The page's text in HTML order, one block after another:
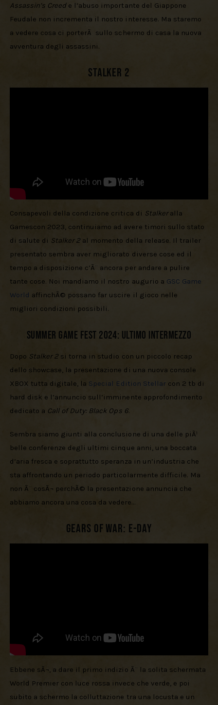
Assassin’s Creed e l’abuso importante del Giappone
Feudale non incrementa il nostro interesse. Ma staremo
a vedere cosa ci porterÃ  sullo schermo di casa la nuova
avventura degli assassini.
Stalker 2
Consapevoli della condizione critica di Stalker alla
Gamescon 2023, continuiamo ad avere timori sullo stato
di salute di Stalker 2 al momento della release. Il trailer
presentato sembra aver migliorato diverse cose ed il
tempo a disposizione c’Ã¨ ancora per andare a pulire
tante cose. Noi mandiamo il nostro augurio a GSC Game
World affinchÃ© possano far uscire il gioco nelle
migliori condizioni possibili.
Summer Game Fest 2024: Ultimo Intermezzo
Dopo Stalker 2 si torna in studio con un piccolo recap
dello showcase, la presentazione di una nuova console
XBOX tutta digitale, la Special Edition Stellar con 2 tb di
hard disk e l’annuncio sull’imminente approfondimento
dedicato a Call of Duty: Black Ops 6.
Sembra siamo giunti alla conclusione di una delle piÃ¹
belle conferenze degli ultimi cinque anni, una boccata
d’aria fresca e soprattutto speranza in un’industria che
sta affrontando un periodo particolarmente difficile. Ma
non Ã¨ cosÃ¬ perchÃ© la presentazione annuncia che
abbiamo ancora una cosa da vedere…
Gears of War: E-Day
Ebbene sÃ¬, a dare il primo indizio Ã¨ la solita schermata
World Premier con luce rossa invece che verde, e poi
subito a schermo la colluttazione tra una locusta e un